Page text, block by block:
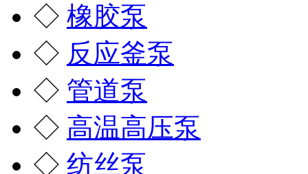
◇ 橡胶泵
◇ 反应釜泵
◇ 管道泵
◇ 高温高压泵
◇ 纺丝泵